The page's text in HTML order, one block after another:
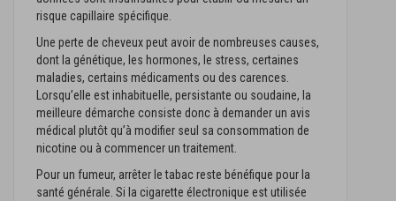
risque capillaire spécifique.
Une perte de cheveux peut avoir de nombreuses causes,
dont la génétique, les hormones, le stress, certaines
maladies, certains médicaments ou des carences.
Lorsqu’elle est inhabituelle, persistante ou soudaine, la
meilleure démarche consiste donc à demander un avis
médical plutôt qu’à modifier seul sa consommation de
nicotine ou à commencer un traitement.
Pour un fumeur, arrêter le tabac reste bénéfique pour la
santé générale. Si la cigarette électronique est utilisée